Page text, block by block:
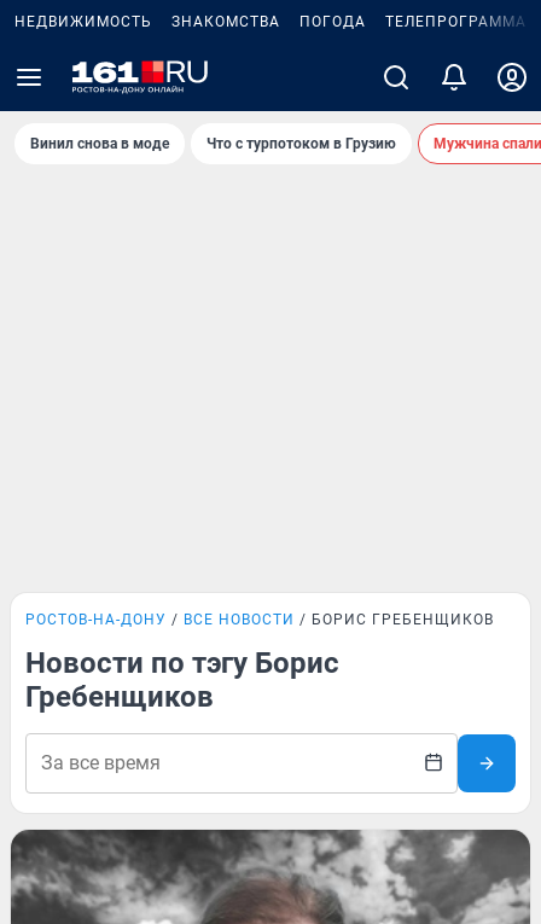
НЕДВИЖИМОСТЬ ЗНАКОМСТВА ПОГОДА ТЕЛЕПРОГРАММА
Винил снова в моде Что с турпотоком в Грузию Мужчина
РОСТОВ-НА-ДОНУ ВСЕ НОВОСТИ БОРИС ГРЕБЕНЩИКОВ
Новости по тэгу Борис
Гребенщиков